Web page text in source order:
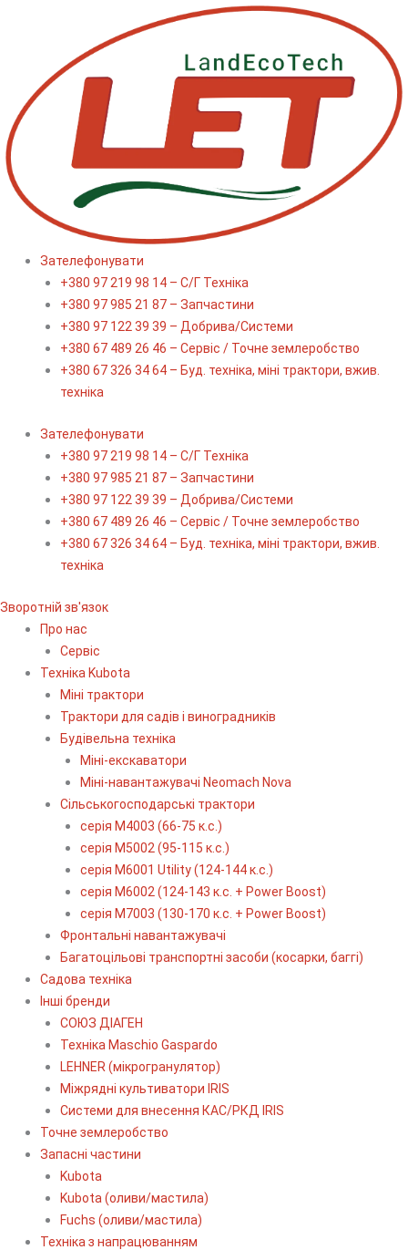
Зателефонувати
+380 97 219 98 14 – С/Г Техніка
+380 97 985 21 87 – Запчастини
+380 97 122 39 39 – Добрива/Cистеми
+380 67 489 26 46 – Сервіс / Точне землеробство
+380 67 326 34 64 – Буд. техніка, міні трактори, вжив.
техніка
Зателефонувати
+380 97 219 98 14 – С/Г Техніка
+380 97 985 21 87 – Запчастини
+380 97 122 39 39 – Добрива/Cистеми
+380 67 489 26 46 – Сервіс / Точне землеробство
+380 67 326 34 64 – Буд. техніка, міні трактори, вжив.
техніка
Зворотній зв'язок
Про нас
Сервіс
Технiка Kubota
Міні трактори
Трактори для садів і виноградників
Будівельна техніка
Міні-екскаватори
Міні-навантажувачі Neomach Nova
Сільськогосподарські трактори
серія М4003 (66-75 к.с.)
серія М5002 (95-115 к.с.)
серія M6001 Utility (124-144 к.с.)
серія М6002 (124-143 к.с. + Power Boost)
серія М7003 (130-170 к.с. + Power Boost)
Фронтальні навантажувачі
Багатоцільові транспортні засоби (косарки, баггі)
Садова техніка
Інші бренди
СОЮЗ ДІАГЕН
Техніка Maschio Gaspardo
LEHNER (мікрогранулятор)
Міжрядні культиватори IRIS
Системи для внесення КАС/РКД IRIS
Точне землеробство
Запасні частини
Kubota
Kubota (оливи/мастила)
Fuchs (оливи/мастила)
Техніка з напрацюванням